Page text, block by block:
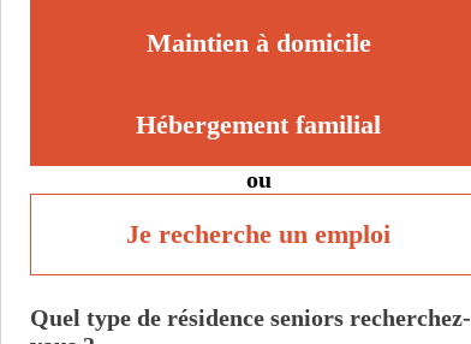
Maintien à domicile
Hébergement familial
ou
Je recherche un emploi
Quel type de résidence seniors recherchez-